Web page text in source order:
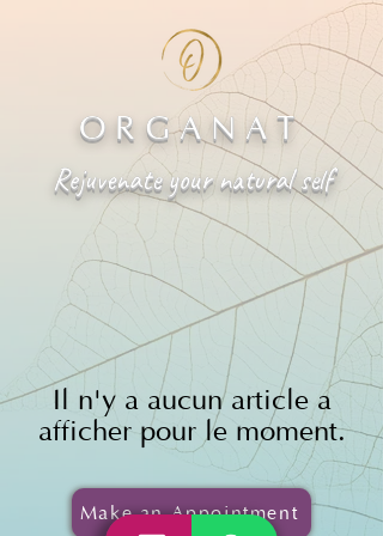
ORGANAT
Rejuvenate your natural self
Il n'y a aucun article à
afficher pour le moment.
Make an Appointment